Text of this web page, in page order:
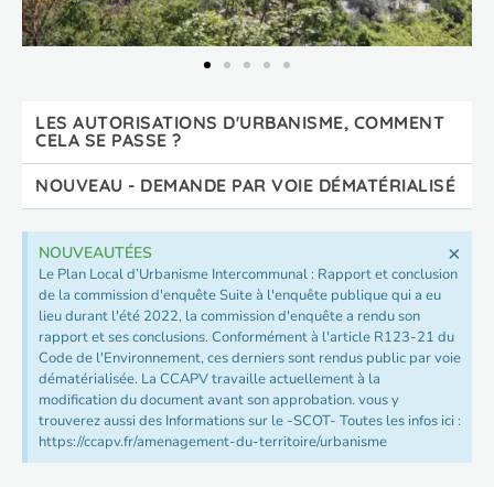
LES AUTORISATIONS D'URBANISME, COMMENT
CELA SE PASSE ?
NOUVEAU - DEMANDE PAR VOIE DÉMATÉRIALISÉ
NOUVEAUTÉES
Le Plan Local d’Urbanisme Intercommunal : Rapport et conclusion
de la commission d'enquête Suite à l'enquête publique qui a eu
lieu durant l'été 2022, la commission d'enquête a rendu son
rapport et ses conclusions. Conformément à l'article R123-21 du
Code de l'Environnement, ces derniers sont rendus public par voie
dématérialisée. La CCAPV travaille actuellement à la
modification du document avant son approbation. vous y
trouverez aussi des Informations sur le -SCOT- Toutes les infos ici :
https://ccapv.fr/amenagement-du-territoire/urbanisme
×